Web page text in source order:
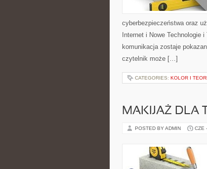
cyberbezpieczeństwa oraz
Internet i Nowe
komunikacja zostaje
czytelnik może […]
CATEGORIES: KOLOR I
MAKIJAŻ DLA
POSTED BY ADMIN CZE